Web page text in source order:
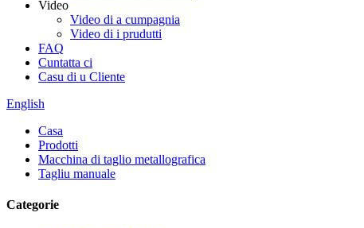
Video
Video di a cumpagnia
Video di i prudutti
FAQ
Cuntatta ci
Casu di u Cliente
English
Casa
Prodotti
Macchina di taglio metallografica
Tagliu manuale
Categorie